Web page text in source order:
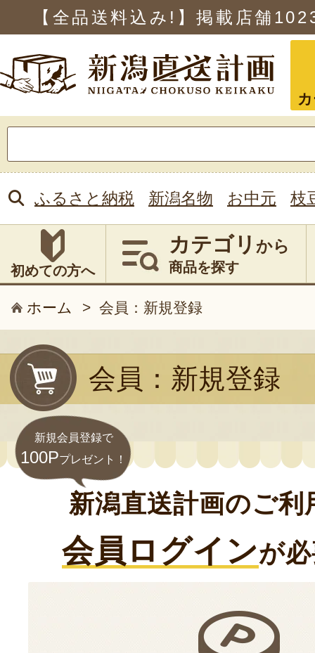
【全品送料込み!】掲載店舗
索:
ふるさと納税 新潟名物 お中元 枝
初めての方へ
カテゴリ から
商品を探す
ホーム > 会員：新規登録
会員：新規登録
新規会員登録で
100Pプレゼント！
新潟直送計画のご利
会員ログインが